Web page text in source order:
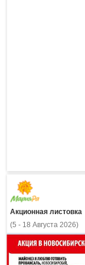
Акционная листовка
(5 - 18 Августа 2026)